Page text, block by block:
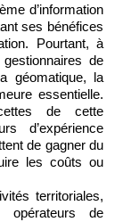
ses bénéfices
Pourtant, à
de
géomatique, la
essentielle.
de cette
d’expérience
de gagner du
les coûts ou
territoriales,
opérateurs de